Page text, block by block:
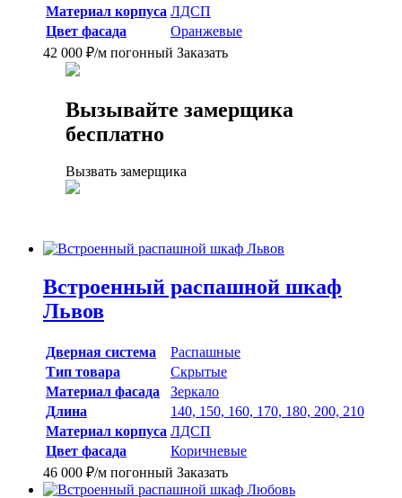
Материал корпуса ЛДСП
Цвет фасада
Оранжевые
42 000 ₽/м погонный Заказать
Вызывайте замерщика
бесплатно
Вызвать замерщика
Встроенный распашной шкаф
Львов
Дверная система
Распашные
Тип товара
Скрытые
Материал фасада
Зеркало
Длина
140, 150, 160, 170, 180, 200, 210
Материал корпуса ЛДСП
Цвет фасада
Коричневые
46 000 ₽/м погонный Заказать